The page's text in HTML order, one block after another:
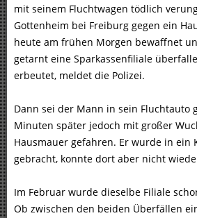
mit seinem Fluchtwagen tödlich
Gottenheim bei Freiburg gegen ein
heute am frühen Morgen bewaffnet
getarnt eine Sparkassenfiliale
erbeutet, meldet die Polizei.
Dann sei der Mann in sein Fluchtauto
Minuten später jedoch mit großer
Hausmauer gefahren. Er wurde in ein
gebracht, konnte dort aber nicht
Im Februar wurde dieselbe Filiale
Ob zwischen den beiden Überfällen